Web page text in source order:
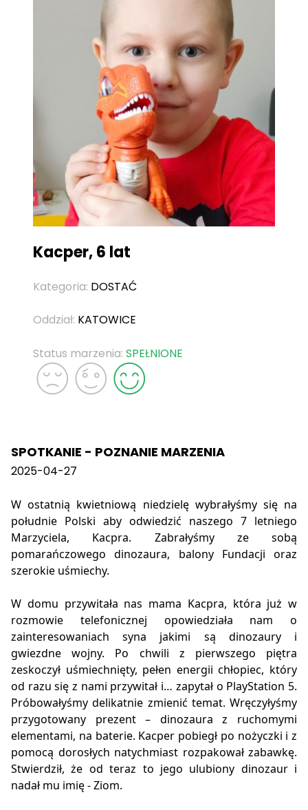
Kacper, 6 lat
Kategoria: DOSTAĆ
Oddział: KATOWICE
Status marzenia: SPEŁNIONE
SPOTKANIE - POZNANIE MARZENIA
2025-04-27
W ostatnią kwietniową niedzielę wybrałyśmy się na
południe Polski aby odwiedzić naszego 7 letniego
Marzyciela, Kacpra. Zabrałyśmy ze sobą
pomarańczowego dinozaura, balony Fundacji oraz
szerokie uśmiechy.
W domu przywitała nas mama Kacpra, która już w
rozmowie telefonicznej opowiedziała nam o
zainteresowaniach syna jakimi są dinozaury i
gwiezdne wojny. Po chwili z pierwszego piętra
zeskoczył uśmiechnięty, pełen energii chłopiec, który
od razu się z nami przywitał i… zapytał o PlayStation 5.
Próbowałyśmy delikatnie zmienić temat. Wręczyłyśmy
przygotowany prezent – dinozaura z ruchomymi
elementami, na baterie. Kacper pobiegł po nożyczki i z
pomocą dorosłych natychmiast rozpakował zabawkę.
Stwierdził, że od teraz to jego ulubiony dinozaur i
nadał mu imię - Ziom.